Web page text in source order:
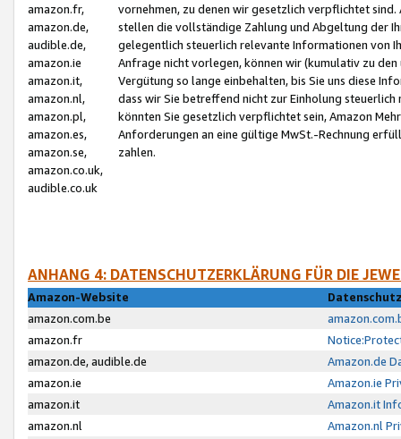
amazon.fr,
amazon.de,
audible.de,
amazon.ie
amazon.it,
amazon.nl,
amazon.pl,
amazon.es,
amazon.se,
amazon.co.uk,
audible.co.uk
vornehmen, zu denen wir gesetzlich verpflichtet
stellen die vollständige Zahlung und Abgeltung der
gelegentlich steuerlich relevante Informationen von
Anfrage nicht vorlegen, können wir (kumulativ zu
Vergütung so lange einbehalten, bis Sie uns diese
dass wir Sie betreffend nicht zur Einholung
könnten Sie gesetzlich verpflichtet sein, Amazon
Anforderungen an eine gültige MwSt.-Rechnung
zahlen.
ANHANG 4: DATENSCHUTZERKLÄRUNG FÜR DIE
Amazon-Website
amazon.com.be
amazon.fr
amazon.de, audible.de
Amazon.de
amazon.ie
Amazon.ie
amazon.it
Amazon.it
amazon.nl
Amazon.nl